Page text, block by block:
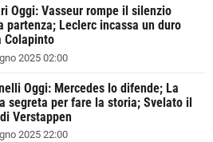
Oggi: Vasseur rompe il silenzio
partenza; Leclerc incassa un duro
Colapinto
2025 02:00
Oggi: Mercedes lo difende; La
segreta per fare la storia; Svelato il
Verstappen
2025 22:00